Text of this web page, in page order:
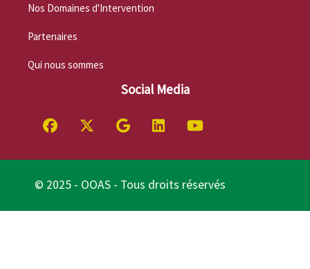
Nos Domaines d'Intervention
Partenaires
Qui nous sommes
Social Media
© 2025 - OOAS - Tous droits réservés